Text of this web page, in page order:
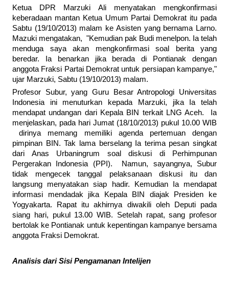
Ketua DPR Marzuki Ali menyatakan mengkonfirmasi
keberadaan mantan Ketua Umum Partai Demokrat itu pada
Sabtu (19/10/2013) malam ke Asisten yang bernama Larno.
Mazuki mengatakan, "Kemudian pak Budi menelpon. Ia telah
menduga saya akan mengkonfirmasi soal berita yang
beredar. Ia benarkan jika berada di Pontianak dengan
anggota Fraksi Partai Demokrat untuk persiapan kampanye,"
ujar Marzuki, Sabtu (19/10/2013) malam.
Profesor Subur, yang Guru Besar Antropologi Universitas
Indonesia ini menuturkan kepada Marzuki, jika Ia telah
mendapat undangan dari Kepala BIN terkait LNG Aceh. Ia
menjelaskan, pada hari Jumat (18/10/2013) pukul 10.00 WIB
dirinya memang memiliki agenda pertemuan dengan
pimpinan BIN. Tak lama berselang Ia terima pesan singkat
dari Anas Urbaningrum soal diskusi di Perhimpunan
Pergerakan Indonesia (PPI). Namun, sayangnya, Subur
tidak mengecek tanggal pelaksanaan diskusi itu dan
langsung menyatakan siap hadir. Kemudian Ia mendapat
informasi mendadak jika Kepala BIN diajak Presiden ke
Yogyakarta. Rapat itu akhirnya diwakili oleh Deputi pada
siang hari, pukul 13.00 WIB. Setelah rapat, sang profesor
bertolak ke Pontianak untuk kepentingan kampanye bersama
anggota Fraksi Demokrat.
Analisis dari Sisi Pengamanan Intelijen